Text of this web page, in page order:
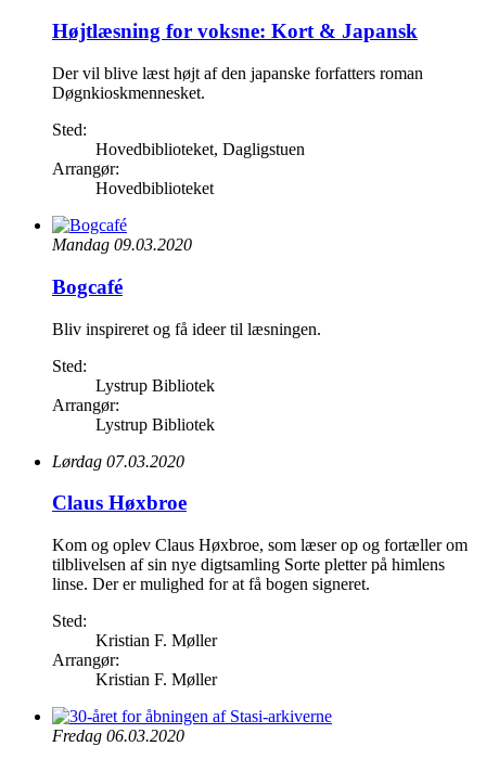
Højtlæsning for voksne: Kort & Japansk
Der vil blive læst højt af den japanske forfatters roman
Døgnkioskmennesket.
Sted:
Hovedbiblioteket, Dagligstuen
Arrangør:
Hovedbiblioteket
Mandag 09.03.2020
Bogcafé
Bliv inspireret og få ideer til læsningen.
Sted:
Lystrup Bibliotek
Arrangør:
Lystrup Bibliotek
Lørdag 07.03.2020
Claus Høxbroe
Kom og oplev Claus Høxbroe, som læser op og fortæller om
tilblivelsen af sin nye digtsamling Sorte pletter på himlens
linse. Der er mulighed for at få bogen signeret.
Sted:
Kristian F. Møller
Arrangør:
Kristian F. Møller
Fredag 06.03.2020